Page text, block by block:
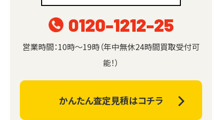
0120-1212-25
営業時間：10時～19時（年中無休24時間買取受付可
能！）
かんたん査定見積はコチラ